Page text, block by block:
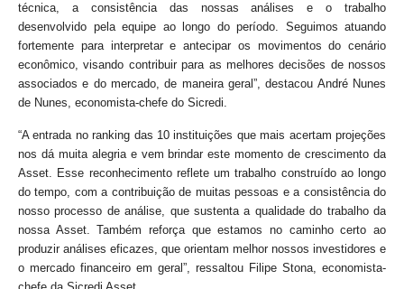
técnica, a consistência das nossas análises e o trabalho
desenvolvido pela equipe ao longo do período. Seguimos atuando
fortemente para interpretar e antecipar os movimentos do cenário
econômico, visando contribuir para as melhores decisões de nossos
associados e do mercado, de maneira geral”, destacou André Nunes
de Nunes, economista-chefe do Sicredi.
“A entrada no ranking das 10 instituições que mais acertam projeções
nos dá muita alegria e vem brindar este momento de crescimento da
Asset. Esse reconhecimento reflete um trabalho construído ao longo
do tempo, com a contribuição de muitas pessoas e a consistência do
nosso processo de análise, que sustenta a qualidade do trabalho da
nossa Asset. Também reforça que estamos no caminho certo ao
produzir análises eficazes, que orientam melhor nossos investidores e
o mercado financeiro em geral”, ressaltou Filipe Stona, economista-